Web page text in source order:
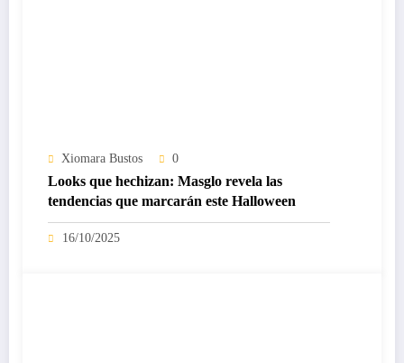
Xiomara Bustos 0
Looks que hechizan: Masglo revela las
tendencias que marcarán este Halloween
16/10/2025